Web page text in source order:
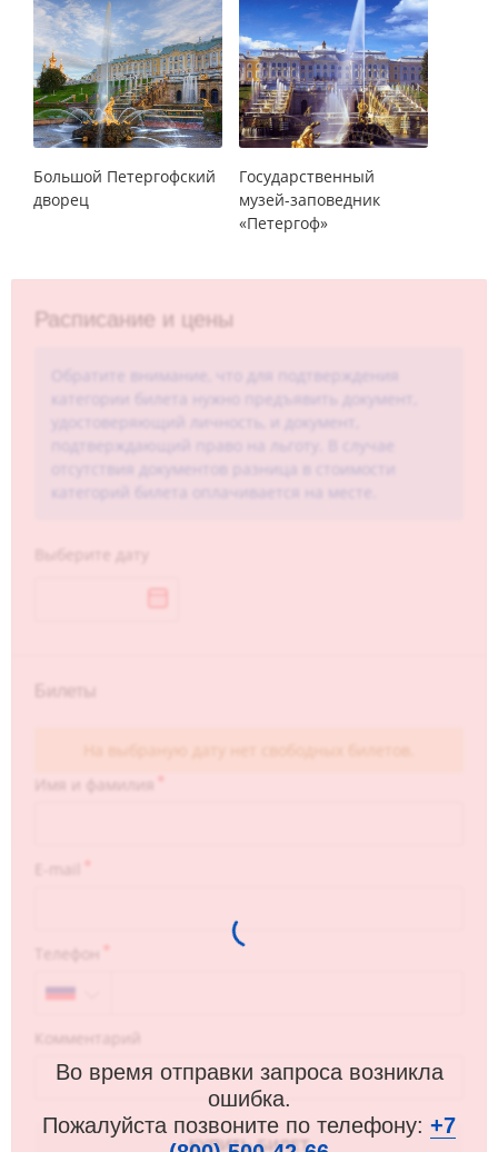
Большой Петергофский
дворец
Государственный
музей-заповедник
«Петергоф»
Во время отправки запроса возникла
ошибка.
Пожалуйста позвоните по телефону: +7
Расписание и цены
Обратите внимание, что для подтверждения
категории билета нужно предъявить документ,
удостоверяющий личность, и документ,
подтверждающий право на льготу. В случае
отсутствия документов разница в стоимости
категорий билета оплачивается на месте.
Билеты
Комментарий